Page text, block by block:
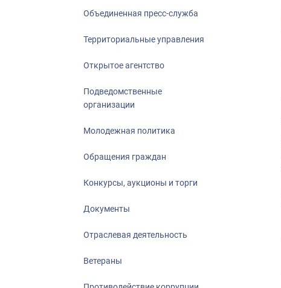
Объединенная пресс-служба
Территориальные управления
Открытое агентство
Подведомственные
организации
Молодежная политика
Обращения граждан
Конкурсы, аукционы и торги
Документы
Отраслевая деятельность
Ветераны